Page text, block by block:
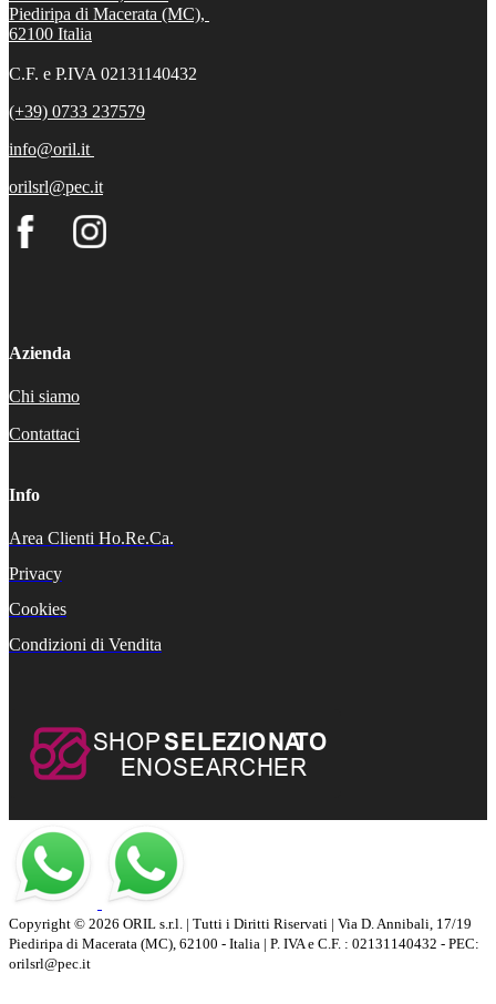
Piediripa di Macerata (MC),
62100 Italia
C.F. e P.IVA 02131140432
(+39) 0733 237579
info@oril.it
orilsrl@pec.it
Azienda
Chi siamo
Contattaci
Info
Area Clienti Ho.Re.Ca.
Privacy
Cookies
Condizioni di Vendita
Copyright © 2026 ORIL s.r.l. | Tutti i Diritti Riservati | Via D. Annibali, 17/19
Piediripa di Macerata (MC), 62100 - Italia | P. IVA e C.F. : 02131140432 - PEC:
orilsrl@pec.it